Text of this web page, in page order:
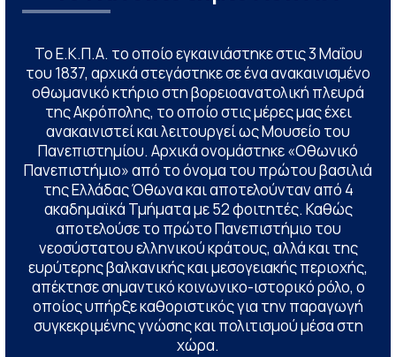
Το Ε.Κ.Π.Α. το οποίο εγκαινιάστηκε στις 3 Μαΐου
του 1837, αρχικά στεγάστηκε σε ένα ανακαινισμένο
οθωμανικό κτήριο στη βορειοανατολική πλευρά
της Ακρόπολης, το οποίο στις μέρες μας έχει
ανακαινιστεί και λειτουργεί ως Μουσείο του
Πανεπιστημίου. Αρχικά ονομάστηκε «Οθωνικό
Πανεπιστήμιο» από το όνομα του πρώτου βασιλιά
της Ελλάδας Όθωνα και αποτελούνταν από 4
ακαδημαϊκά Τμήματα με 52 φοιτητές. Καθώς
αποτελούσε το πρώτο Πανεπιστήμιο του
νεοσύστατου ελληνικού κράτους, αλλά και της
ευρύτερης βαλκανικής και μεσογειακής περιοχής,
απέκτησε σημαντικό κοινωνικο-ιστορικό ρόλο, ο
οποίος υπήρξε καθοριστικός για την παραγωγή
συγκεκριμένης γνώσης και πολιτισμού μέσα στη
χώρα.